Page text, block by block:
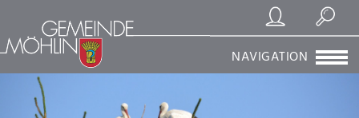
Registrierung/Login
Suchen
NAVIGATION